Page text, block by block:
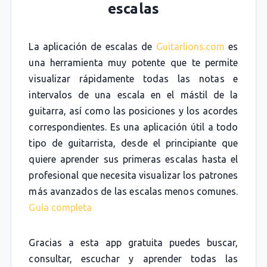
escalas
La aplicación de escalas de Guitarlions.com es
una herramienta muy potente que te permite
visualizar rápidamente todas las notas e
intervalos de una escala en el mástil de la
guitarra, así como las posiciones y los acordes
correspondientes. Es una aplicación útil a todo
tipo de guitarrista, desde el principiante que
quiere aprender sus primeras escalas hasta el
profesional que necesita visualizar los patrones
más avanzados de las escalas menos comunes.
Guía completa
Gracias a esta app gratuita puedes buscar,
consultar, escuchar y aprender todas las